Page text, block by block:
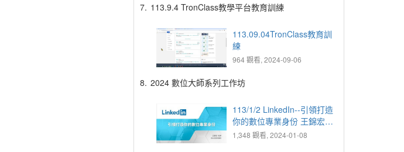
7. 113.9.4 TronClass教學平台教育訓練
113.09.04TronClass教育訓
練
964 觀看, 2024-09-06
8. 2024 數位大師系列工作坊
113/1/2 LinkedIn--引領打造
你的數位專業身份 王錦宏老
師
1,348 觀看, 2024-01-08